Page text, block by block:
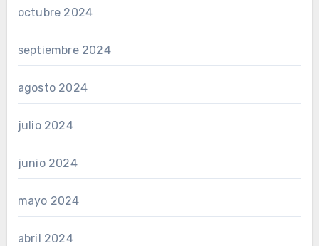
octubre 2024
septiembre 2024
agosto 2024
julio 2024
junio 2024
mayo 2024
abril 2024